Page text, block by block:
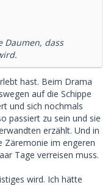
Daumen, dass
hast. Beim Drama
auf die Schippe
und sich nochmals
passiert zu sein und sie
erzählt. Und in
Zäremonie im engeren
Tage verreisen muss.
wird. Ich hätte